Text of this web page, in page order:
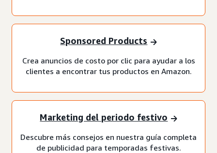
Sponsored Products
Crea anuncios de costo por clic para ayudar a los
clientes a encontrar tus productos en Amazon.
Marketing del periodo festivo
Descubre más consejos en nuestra guía completa
de publicidad para temporadas festivas.